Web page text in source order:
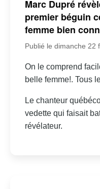
Marc Dupré
premier béguin
femme bien
Publié le dimanche 22
On le comprend
belle femme!. Tous
Le chanteur
vedette qui faisait
révélateur.